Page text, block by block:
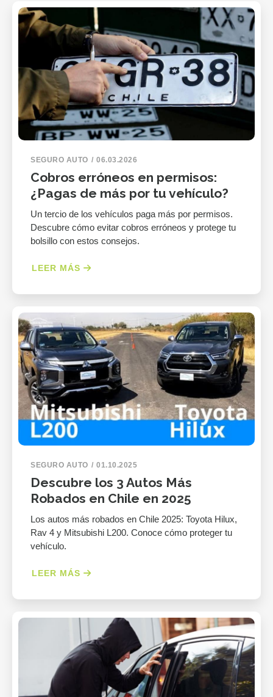
SEGURO AUTO 06.03.2026
Cobros erróneos en permisos:
¿Pagas de más por tu vehículo?
Un tercio de los vehículos paga más por permisos.
Descubre cómo evitar cobros erróneos y protege tu
bolsillo con estos consejos.
LEER MÁS
SEGURO AUTO 01.10.2025
Descubre los 3 Autos Más
Robados en Chile en 2025
Los autos más robados en Chile 2025: Toyota Hilux,
Rav 4 y Mitsubishi L200. Conoce cómo proteger tu
vehículo.
LEER MÁS